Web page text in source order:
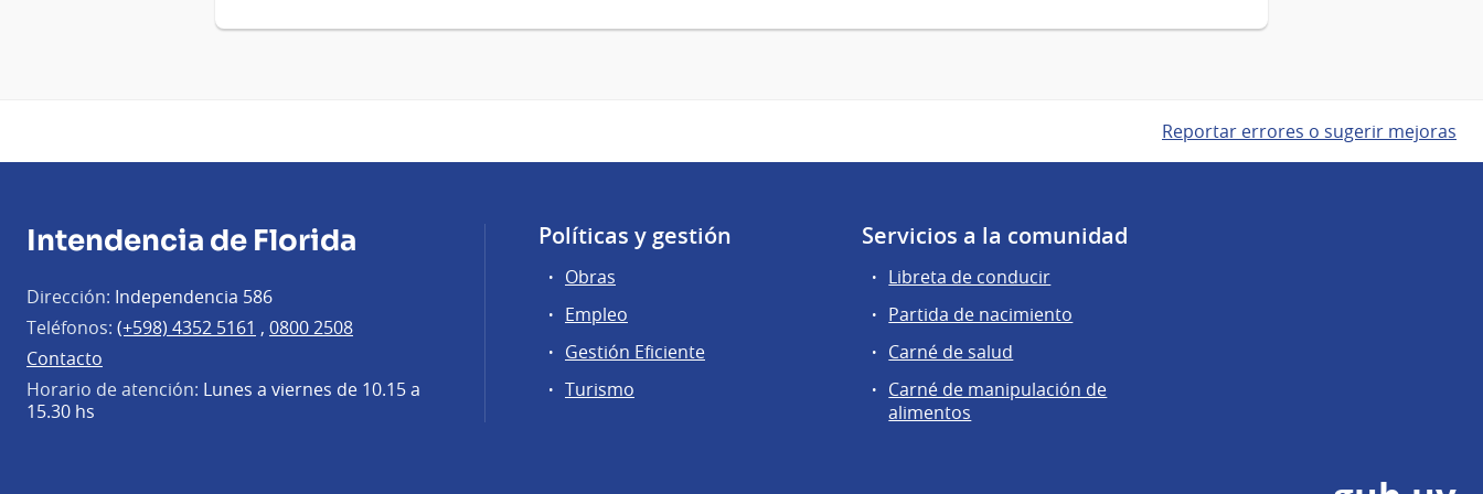
Reportar errores o sugerir mejoras
Intendencia de Florida
Dirección: Independencia 586
Teléfonos: (+598) 4352 5161 , 0800 2508
Contacto
Horario de atención: Lunes a viernes de 10.15 a
15.30 hs
Políticas y gestión
Obras
Empleo
Gestión Eficiente
Turismo
Servicios a la comunidad
Libreta de conducir
Partida de nacimiento
Carné de salud
Carné de manipulación de
alimentos